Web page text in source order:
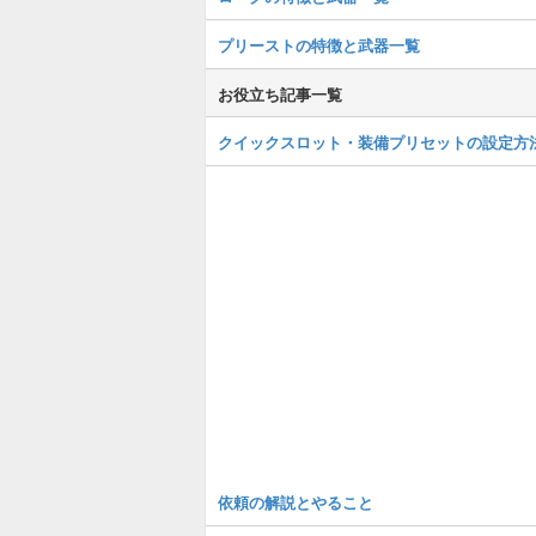
プリーストの特徴と武器一覧
お役立ち記事一覧
クイックスロット・装備プリセットの設定方
依頼の解説とやること